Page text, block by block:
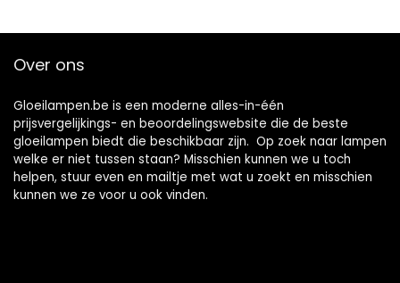
Over ons
Gloeilampen.be is een moderne alles-in-één
prijsvergelijkings- en beoordelingswebsite die de beste
gloeilampen biedt die beschikbaar zijn. Op zoek naar lampen
welke er niet tussen staan? Misschien kunnen we u toch
helpen, stuur even en mailtje met wat u zoekt en misschien
kunnen we ze voor u ook vinden.